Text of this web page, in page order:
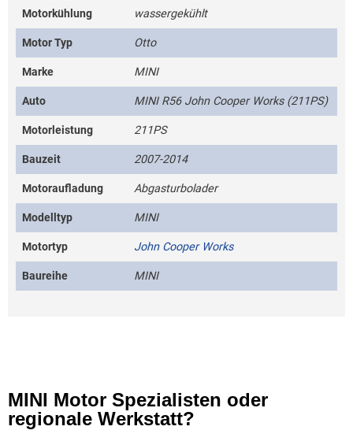
Motorkühlung wassergekühlt
Motor Typ Otto
Marke MINI
Auto MINI R56 John Cooper Works (211PS)
Motorleistung 211PS
Bauzeit 2007-2014
Motoraufladung Abgasturbolader
Modelltyp MINI
Motortyp John Cooper Works
Baureihe MINI
MINI Motor Spezialisten oder
regionale Werkstatt?